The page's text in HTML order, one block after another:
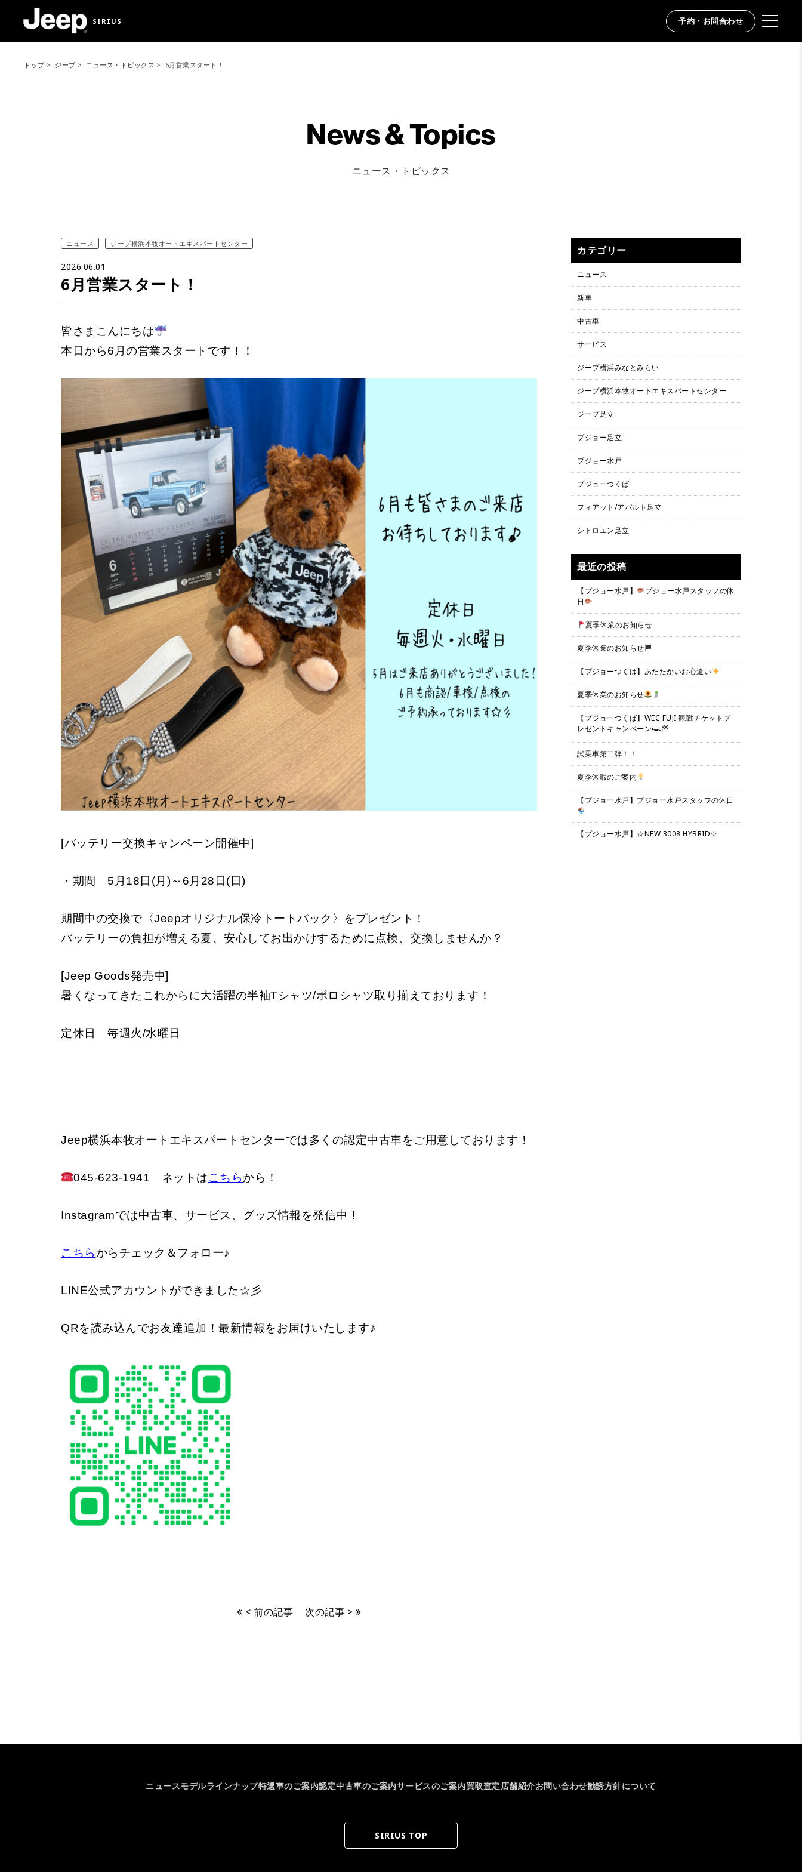
SIRIUS 予約・お問合わせ
トップ ジープ ニュース・トピックス 6月営業スタート！
News & Topics
ニュース・トピックス
ニュース ジープ横浜本牧オートエキスパートセンター
2026.06.01
6月営業スタート！
皆さまこんにちは
本日から6月の営業スタートです！！
[バッテリー交換キャンペーン開催中]
・期間 5月18日(月)～6月28日(日)
期間中の交換で〈Jeepオリジナル保冷トートバック〉をプレゼント！
バッテリーの負担が増える夏、安心してお出かけするために点検、交換しませんか？
[Jeep Goods発売中]
暑くなってきたこれからに大活躍の半袖Tシャツ/ポロシャツ取り揃えております！
定休日 毎週火/水曜日
Jeep横浜本牧オートエキスパートセンターでは多くの認定中古車をご用意しております！
045-623-1941 ネットはこちらから！
Instagramでは中古車、サービス、グッズ情報を発信中！
こちら からチェック＆フォロー♪
LINE公式アカウントができました☆彡
QRを読み込んでお友達追加！最新情報をお届けいたします♪
< 前の記事 次の記事 >
カテゴリー
ニュース
新車
中古車
サービス
ジープ横浜みなとみらい
ジープ横浜本牧オートエキスパートセンター
ジープ足立
プジョー足立
プジョー水戸
プジョーつくば
フィアット/アバルト足立
シトロエン足立
最近の投稿
【プジョー水戸】
プジョー水戸スタッフの休
日
夏季休業のお知らせ
夏季休業のお知らせ
【プジョーつくば】あたたかいお心遣い
夏季休業のお知らせ
【プジョーつくば】WEC FUJI 観戦チケットプ
レゼントキャンペーン🏎
試乗車第二弾！！
夏季休暇のご案内
【プジョー水戸】プジョー水戸スタッフの休日
【プジョー水戸】☆NEW 3008 HYBRID☆
ニュースモデルラインナップ特選車のご案内認定中古車のご案内サービスのご案内買取査定店舗紹介お問い合わせ勧誘方針について
SIRIUS TOP